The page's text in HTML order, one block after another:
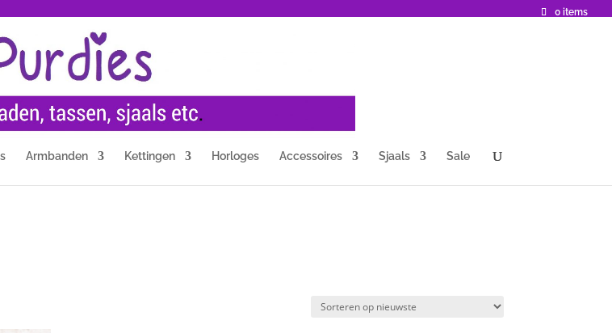
0 items
Armbanden Kettingen Horloges Accessoires Sjaals Sale